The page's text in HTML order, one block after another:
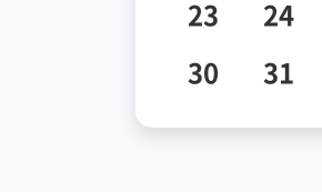
23
24
30
31